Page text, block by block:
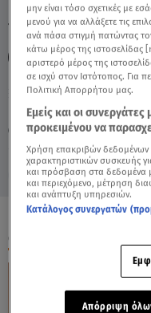
Παρασκευή 7
24.08.20, 13:31 ΖΩΔΙΑ
TAGS: ΤΟΞΟΤΗΣ
ΑΣΤΡΟΛΟΓΙΚΕΣ
ΟΛΑ ΤΑ ΒΙΝΤΕΟ
μην είναι τόσο σχετικές με
μενού για να αλλάξετε τις
ανά πάσα στιγμή πατώντας
κάτω μέρος της ιστοσελίδας
αριστερό μέρος της
σε ισχύ στον Ιστότοπος. Για
Πολιτική Απορρήτου μας.
Εμείς και οι
προκειμένου να
Χρήση επακριβών
χαρακτηριστικών συσκευής
και πρόσβαση στα δεδομένα
και περιεχόμενο, μέτρηση
και ανάπτυξη υπηρεσιών.
Κατάλογος συνεργατών
Απόρριψη